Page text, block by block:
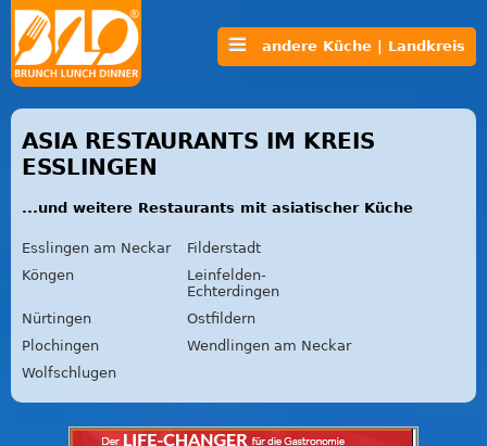
andere Küche | Landkreis
ASIA RESTAURANTS IM KREIS
ESSLINGEN
...und weitere Restaurants mit asiatischer Küche
Esslingen am Neckar
Filderstadt
Köngen
Leinfelden-
Echterdingen
Nürtingen
Ostfildern
Plochingen
Wendlingen am Neckar
Wolfschlugen